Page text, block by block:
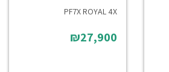
PF7X ROYAL 4X
₪27,900